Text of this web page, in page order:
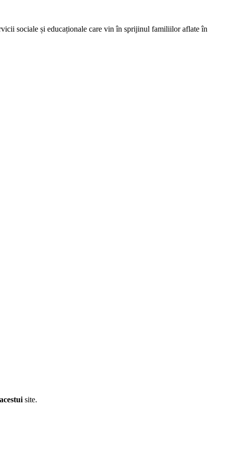
sociale și educaționale care vin în sprijinul familiilor aflate în
site.